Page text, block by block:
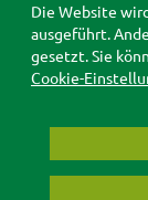
Die Website
ausgeführt.
gesetzt. Sie
Cookie-